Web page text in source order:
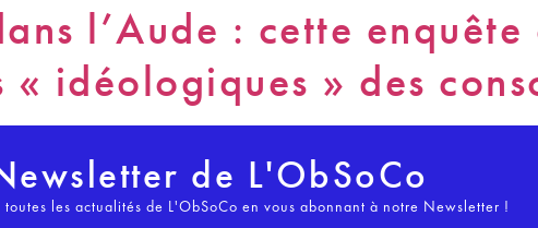
l’Aude : cette
idéologiques » des
de L'ObSoCo
toutes les actualités de L'ObSoCo en vous abonnant à notre Newsletter !